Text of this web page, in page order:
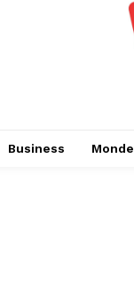
Business Monde